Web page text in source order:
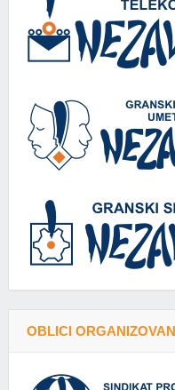
OBLICI